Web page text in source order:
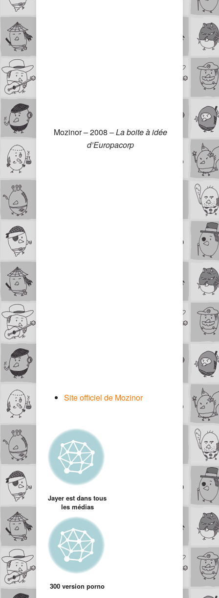
Mozinor – 2008 –La boite à idée
d’Europacorp
Site officiel de Mozinor
Jayer est dans tous
les médias
300 version porno